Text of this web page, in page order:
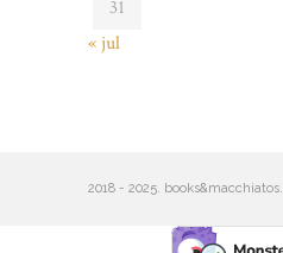
31
« jul
2018 - 2025. books&macchiatos.